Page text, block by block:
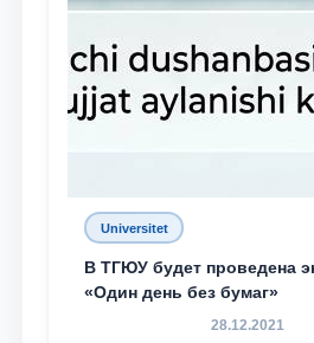
Universitet
В ТГЮУ будет проведена
«Один день без бумаг»
28.12.2021